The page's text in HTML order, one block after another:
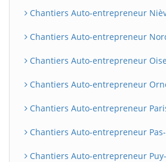
Chantiers Auto-entrepreneur
Chantiers Auto-entrepreneur
Chantiers Auto-entrepreneur Oise
Chantiers Auto-entrepreneur
Chantiers Auto-entrepreneur
Chantiers Auto-entrepreneur
Chantiers Auto-entrepreneur